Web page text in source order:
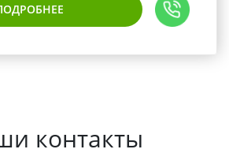
контакты